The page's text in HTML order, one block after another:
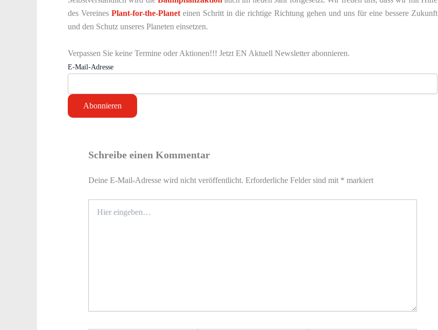
des Vereines Plant-for-the-Planet einen Schritt in die richtige Richtung gehen und uns für eine bessere Zukunft
und den Schutz unseres Planeten einsetzen.
Verpassen Sie keine Termine oder Aktionen!!! Jetzt EN Aktuell Newsletter abonnieren.
E-Mail-Adresse
Schreibe einen Kommentar
Deine E-Mail-Adresse wird nicht veröffentlicht. Erforderliche Felder sind mit * markiert
eingeben…